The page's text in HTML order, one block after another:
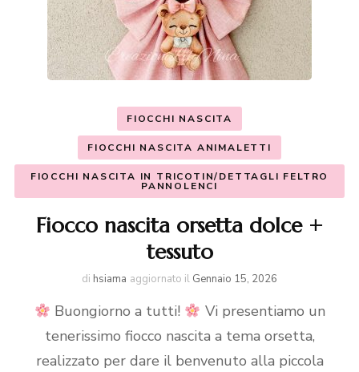
FIOCCHI NASCITA
FIOCCHI NASCITA ANIMALETTI
FIOCCHI NASCITA IN TRICOTIN/DETTAGLI FELTRO
PANNOLENCI
Fiocco nascita orsetta dolce +
tessuto
di hsiama aggiornato il Gennaio 15, 2026
Buongiorno a tutti!
Vi presentiamo un
tenerissimo fiocco nascita a tema orsetta,
realizzato per dare il benvenuto alla piccola